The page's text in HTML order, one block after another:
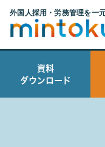
資料
ダウンロード